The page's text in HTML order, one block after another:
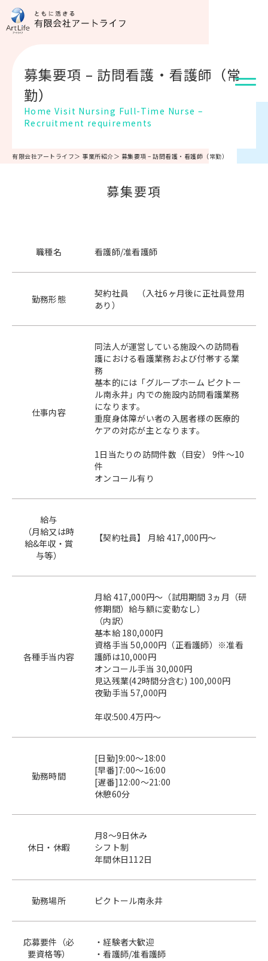
募集要項 – 訪問看護・看護師（常
勤）
Home Visit Nursing Full-Time Nurse –
Recruitment requirements
有限会社アートライフ＞ 事業所紹介＞ 募集要項 – 訪問看護・看護師（常勤）
募集要項
職種名 看護師/准看護師
勤務形態
契約社員 （入社6ヶ月後に正社員登用
あり）
仕事内容
同法人が運営している施設への訪問看
護における看護業務および付帯する業
務
基本的には「グループホーム ピクトー
ル南永井」内での施設内訪問看護業務
になります。
重度身体障がい者の入居者様の医療的
ケアの対応が主となります。
1日当たりの訪問件数（目安） 9件～10
件
オンコール有り
給与
（月給又は時
給&年収・賞
与等）
【契約社員】 月給 417,000円～
各種手当内容
月給 417,000円～（試用期間 3ヵ月（研
修期間）給与額に変動なし）
（内訳）
基本給 180,000円
資格手当 50,000円（正看護師）※准看
護師は10,000円
オンコール手当 30,000円
見込残業(42時間分含む) 100,000円
夜勤手当 57,000円
年収:500.4万円～
勤務時間
[日勤]9:00～18:00
[早番]7:00～16:00
[遅番]12:00～21:00
休憩60分
休日・休暇
月8～9日休み
シフト制
年間休日112日
勤務場所 ピクトール南永井
応募要件（必
要資格等）
・経験者大歓迎
・看護師/准看護師